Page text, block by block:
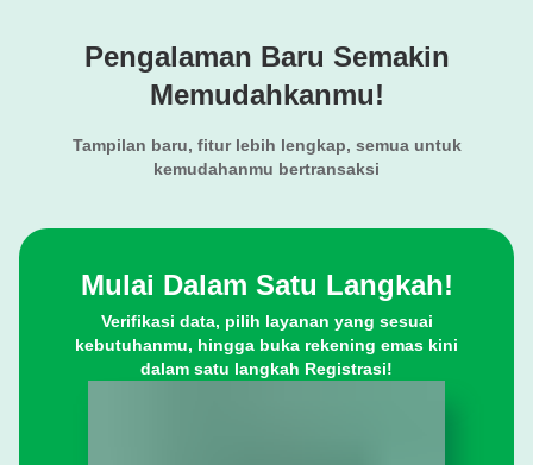
Pengalaman Baru Semakin
Memudahkanmu!
Tampilan baru, fitur lebih lengkap, semua untuk
kemudahanmu bertransaksi
Mulai Dalam Satu Langkah!
Verifikasi data, pilih layanan yang sesuai
kebutuhanmu, hingga buka rekening emas kini
dalam satu langkah Registrasi!